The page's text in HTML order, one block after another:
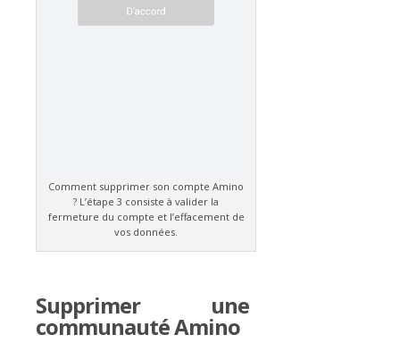
Comment supprimer son compte Amino
? L’étape 3 consiste à valider la
fermeture du compte et l’effacement de
vos données.
Supprimer une
communauté Amino